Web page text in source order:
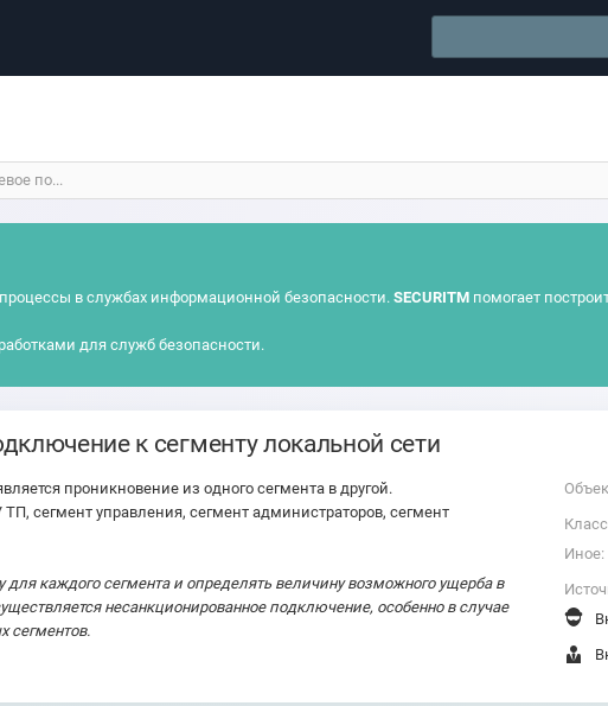
по...
в службах информационной безопасности. SECURITMпомогает
для служб безопасности.
к сегменту локальной сети
проникновение из одного сегмента в другой.
сегмент управления, сегмент администраторов, сегмент
каждого сегмента и определять величину возможного ущерба в
несанкционированное подключение, особенно в случае
сегментов.
Иное: